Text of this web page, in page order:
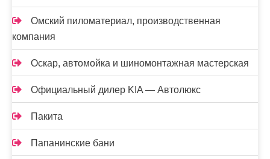
Омский пиломатериал, производственная
компания
Оскар, автомойка и шиномонтажная мастерская
Официальный дилер KIA — Автолюкс
Пакита
Папанинские бани